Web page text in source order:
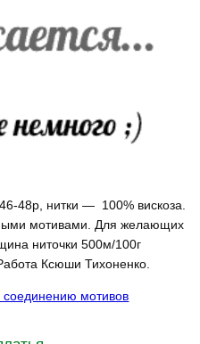
48р, нитки — 100% вискоза.
мотивами. Для желающих
ниточки 500м/100г
Ксюши Тихоненко.
мотивов